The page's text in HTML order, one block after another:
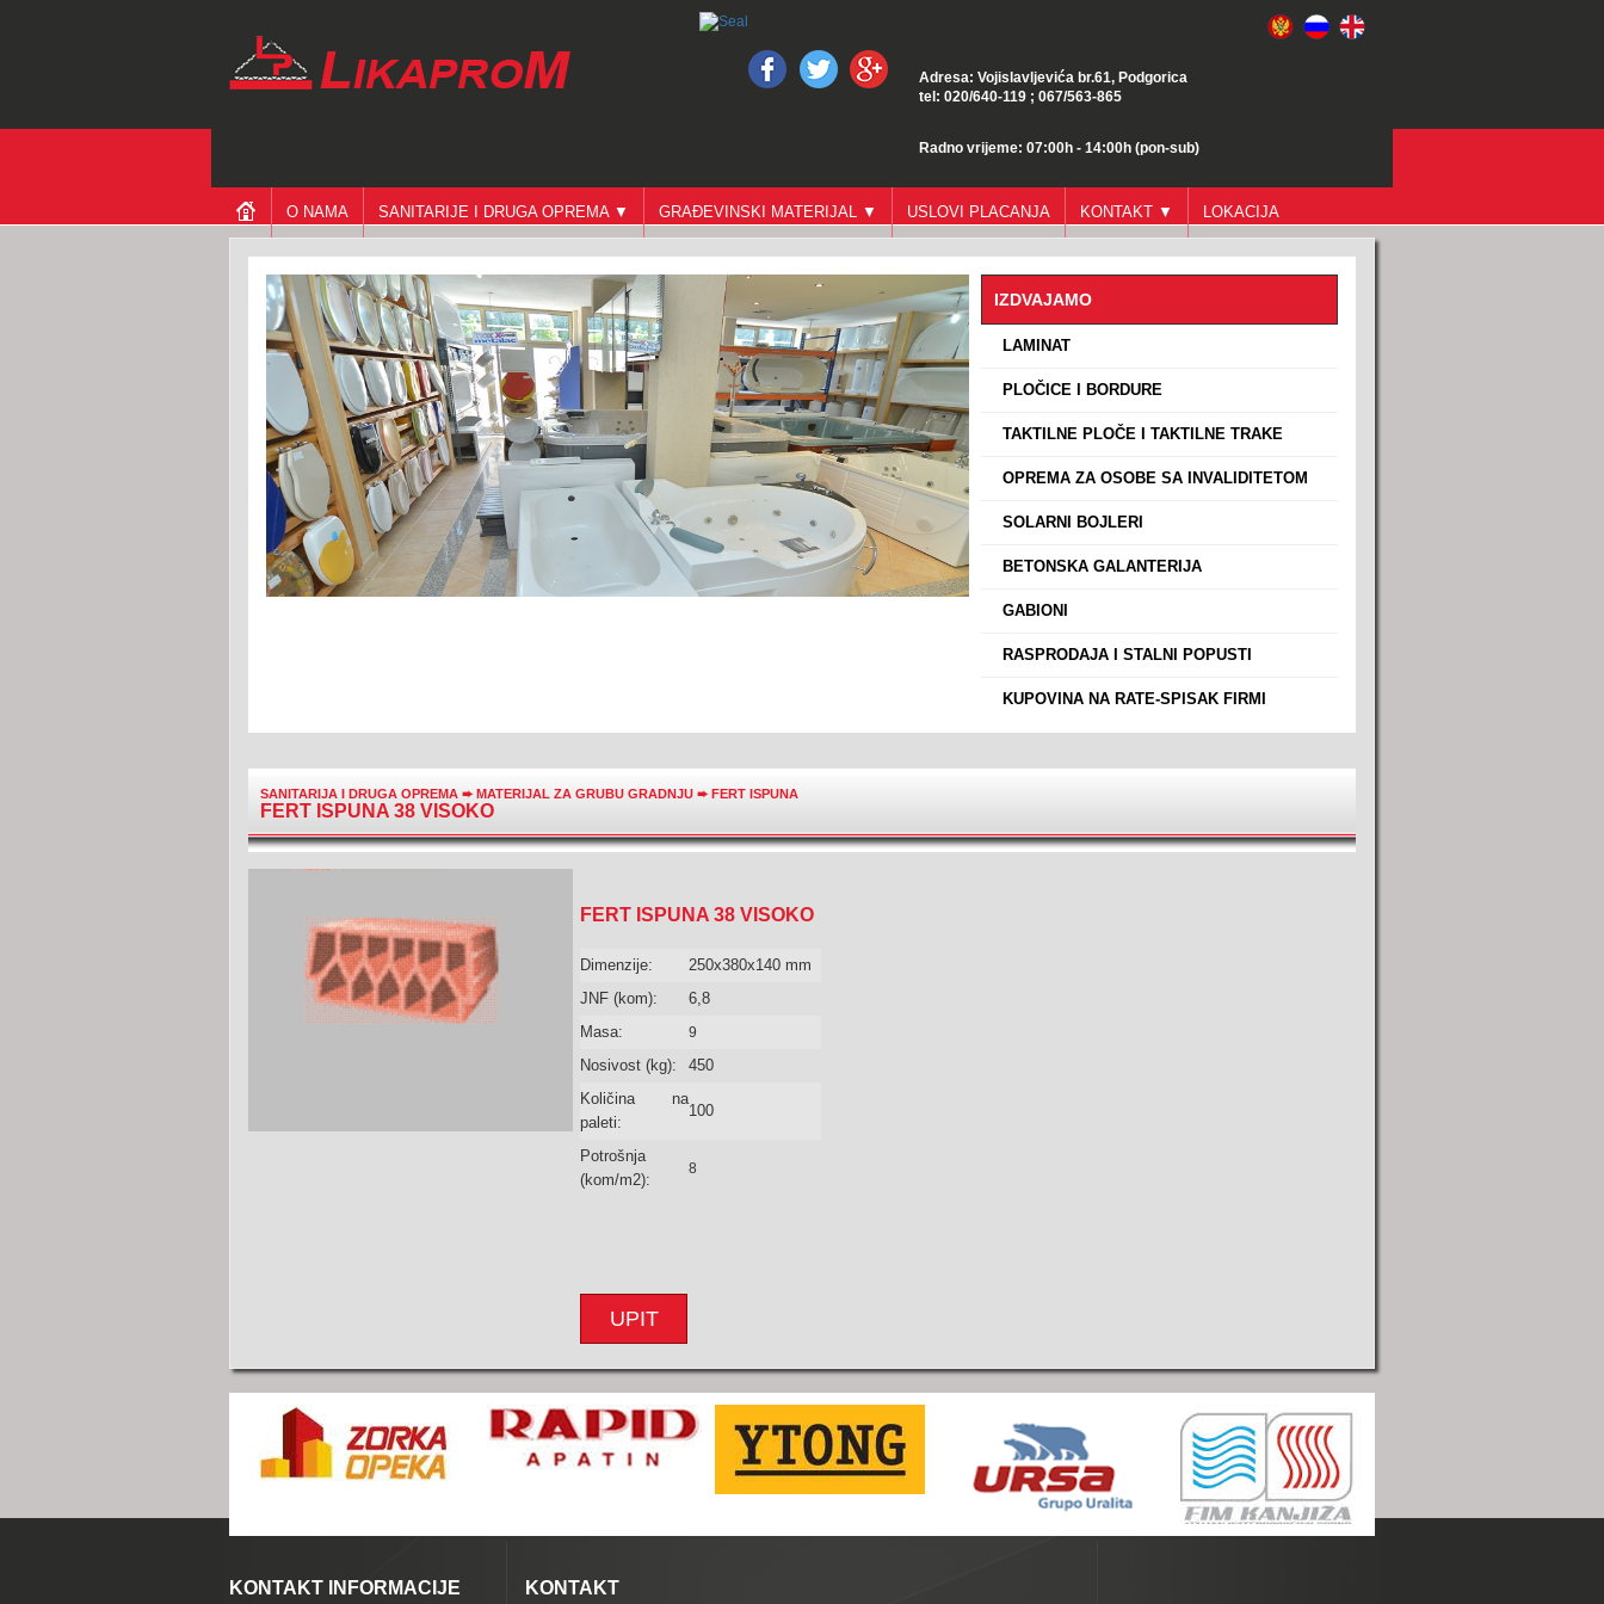
Adresa: Vojislavljevića br.61, Podgorica
tel: 020/640-119 ; 067/563-865
Radno vrijeme: 07:00h - 14:00h (pon-sub)
O NAMA SANITARIJE I DRUGA OPREMA ▼ GRAĐEVINSKI MATERIJAL ▼ USLOVI PLACANJA KONTAKT ▼ LOKACIJA
IZDVAJAMO
LAMINAT
PLOČICE I BORDURE
TAKTILNE PLOČE I TAKTILNE TRAKE
OPREMA ZA OSOBE SA INVALIDITETOM
SOLARNI BOJLERI
BETONSKA GALANTERIJA
GABIONI
RASPRODAJA I STALNI POPUSTI
KUPOVINA NA RATE-SPISAK FIRMI
SANITARIJA I DRUGA OPREMA ➨MATERIJAL ZA GRUBU GRADNJU ➨FERT ISPUNA
FERT ISPUNA 38 VISOKO
FERT ISPUNA 38 VISOKO
Dimenzije:
250x380x140 mm
JNF (kom):
6,8
Masa:
9
Nosivost (kg):
450
Količina na
paleti:
100
Potrošnja
(kom/m2):
8
UPIT
KONTAKT INFORMACIJE KONTAKT